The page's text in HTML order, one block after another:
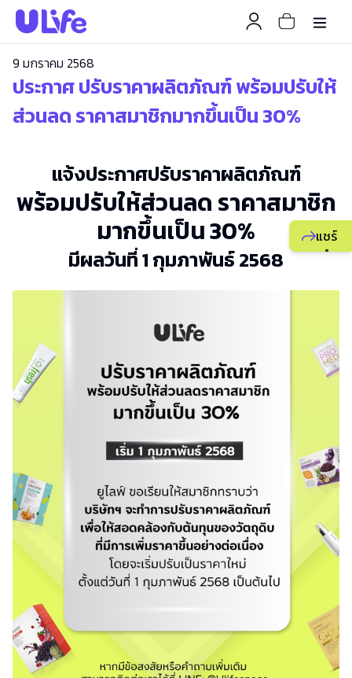
แชร์
แนะนำ
ยูไลฟ์
เพื่อ
เปิด
แผน
ธุรกิจ
แม็ก
พลัส
9 มกราคม 2568
ประกาศ ปรับราคาผลิตภัณฑ์ พร้อมปรับให้
ส่วนลด ราคาสมาชิกมากขึ้นเป็น 30%
แจ้งประกาศปรับราคาผลิตภัณฑ์
พร้อมปรับให้ส่วนลด ราคาสมาชิก
มากขึ้นเป็น 30%
มีผลวันที่ 1 กุมภาพันธ์ 2568